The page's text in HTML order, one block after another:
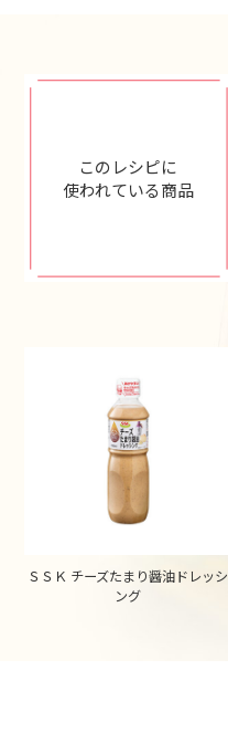
このレシピに
使われている商品
ＳＳＫ チーズたまり醤油ドレッシ
ング